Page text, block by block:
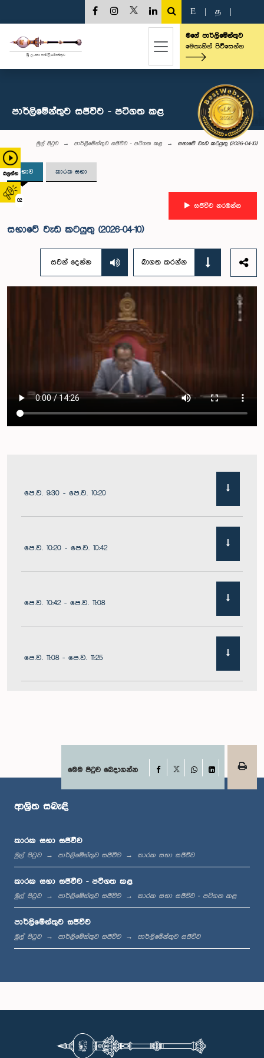
බලන්න
02
E த
මගේ පාර්ලිමේන්තුව
මෙතැනින් පිවිසෙන්න
පාර්ලිමේන්තුව සජීවීව - පටිගත කළ
මුල් පිටුව පාර්ලිමේන්තුව සජීවීව - පටිගත කළ සභාවේ වැඩ කටයුතු (2026-04-10)
සභාව කාරක සභා
සජීවීව නරඹන්න
සභාවේ වැඩ කටයුතු (2026-04-10)
සවන් දෙන්න බාගත කරන්න
පෙ.ව. 9:30 - පෙ.ව. 10:20
පෙ.ව. 10:20 - පෙ.ව. 10:42
පෙ.ව. 10:42 - පෙ.ව. 11:08
පෙ.ව. 11:08 - පෙ.ව. 11:25
පෙ.ව. 11:48 - ප.ව. 12:05
ප.ව. 12:12 - ප.ව. 12:23
ප.ව. 12:23 - ප.ව. 12:30
ප.ව. 1:16 - ප.ව. 1:30
මෙම පිටුව බෙදාගන්න Facebook
WhatsApp
LinkedIn
ආශ්‍රිත සබැඳි
කාරක සභා සජීවීව
මුල් පිටුව පාර්ලිමේන්තුව සජීවීව කාරක සභා සජීවීව
කාරක සභා සජීවීව - පටිගත කළ
මුල් පිටුව පාර්ලිමේන්තුව සජීවීව කාරක සභා සජීවීව - පටිගත කළ
පාර්ලිමේන්තුව සජීවීව
මුල් පිටුව පාර්ලිමේන්තුව සජීවීව පාර්ලිමේන්තුව සජීවීව